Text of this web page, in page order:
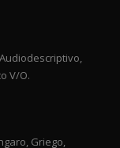
V/O.
Griego,